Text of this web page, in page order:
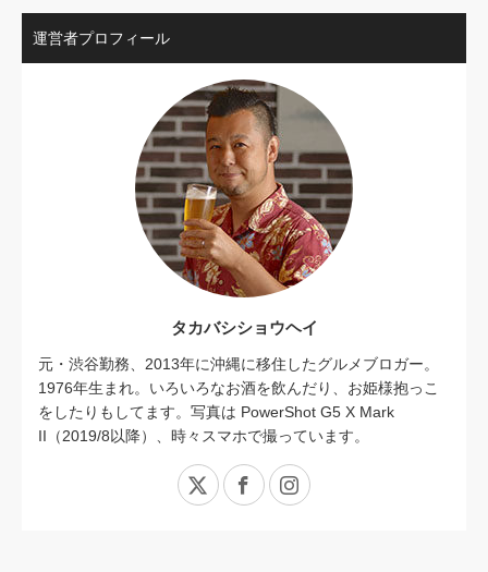
運営者プロフィール
タカバシショウヘイ
元・渋谷勤務、2013年に沖縄に移住したグルメブロガー。
1976年生まれ。いろいろなお酒を飲んだり、お姫様抱っこ
をしたりもしてます。写真は PowerShot G5 X Mark
II（2019/8以降）、時々スマホで撮っています。
X FacebookInstagram